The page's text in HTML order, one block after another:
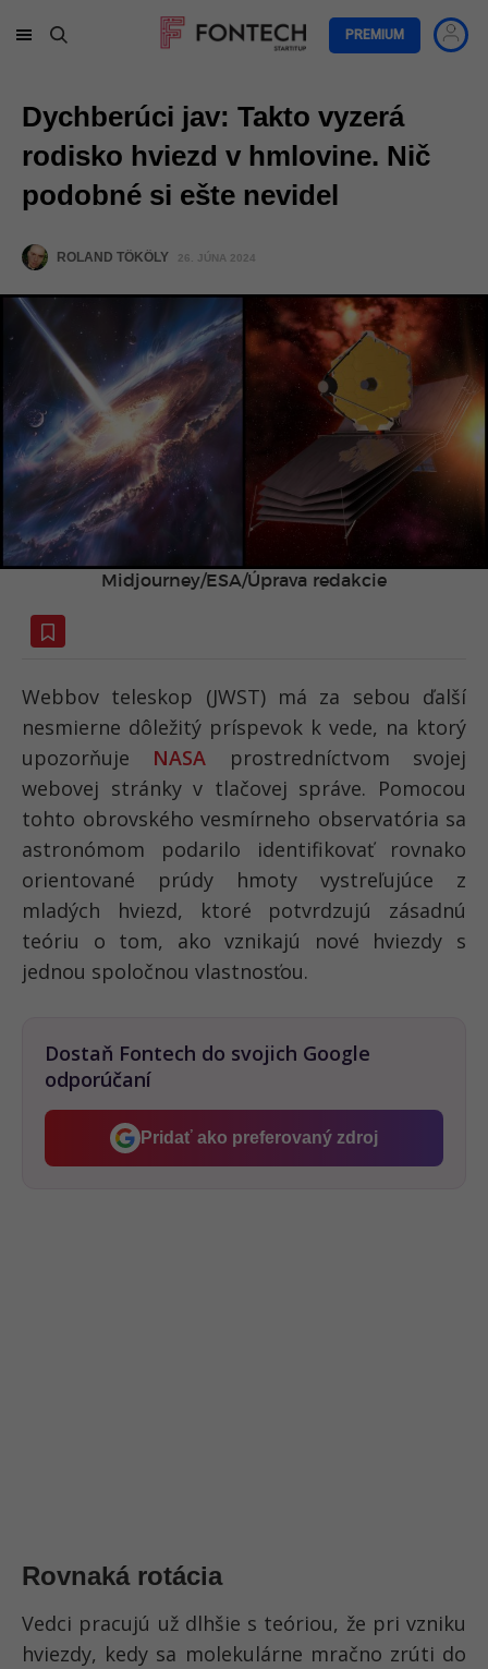
PREMIUM
Dychberúci jav: Takto vyzerá
rodisko hviezd v hmlovine. Nič
podobné si ešte nevidel
ROLAND TÖKÖLY 26. JÚNA 2024
Midjourney/ESA/Úprava redakcie
Webbov teleskop (JWST) má za sebou ďalší
nesmierne dôležitý príspevok k vede, na ktorý
upozorňuje NASA prostredníctvom svojej
webovej stránky v tlačovej správe. Pomocou
tohto obrovského vesmírneho observatória sa
astronómom podarilo identifikovať rovnako
orientované prúdy hmoty vystreľujúce z
mladých hviezd, ktoré potvrdzujú zásadnú
teóriu o tom, ako vznikajú nové hviezdy s
jednou spoločnou vlastnosťou.
Dostaň Fontech do svojich Google
odporúčaní
Pridať ako preferovaný zdroj
Fontech, odkaz sa otvorí v
Rovnaká rotácia
Vedci pracujú už dlhšie s teóriou, že pri vzniku
hviezdy, kedy sa molekulárne mračno zrúti do